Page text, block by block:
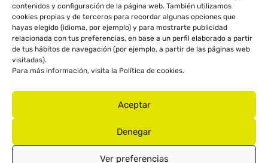
contenidos y configuración de la página web. También utilizamos
cookies propias y de terceros para recordar algunas opciones que
hayas elegido (idioma, por ejemplo) y para mostrarte publicidad
relacionada con tus preferencias, en base a un perfil elaborado a partir
de tus hábitos de navegación (por ejemplo, a partir de las páginas web
visitadas).
Para más información, visita la Política de cookies.
Aceptar
Denegar
Ver preferencias
PROTECCIONES DEL MOTOR